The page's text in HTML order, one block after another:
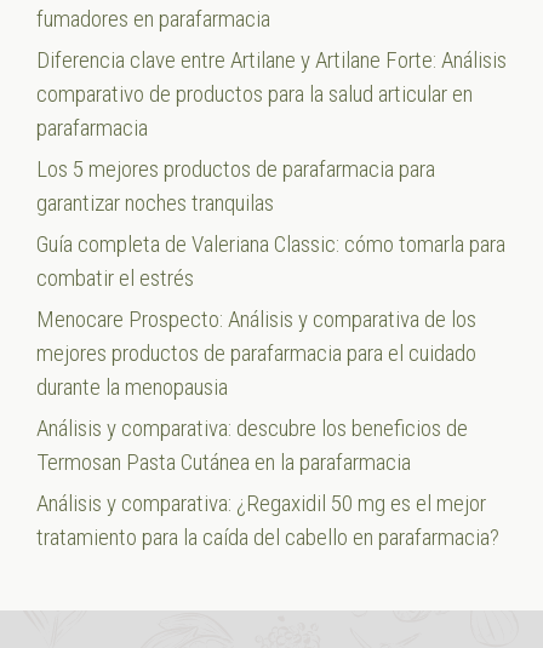
fumadores en parafarmacia
Diferencia clave entre Artilane y Artilane Forte: Análisis
comparativo de productos para la salud articular en
parafarmacia
Los 5 mejores productos de parafarmacia para
garantizar noches tranquilas
Guía completa de Valeriana Classic: cómo tomarla para
combatir el estrés
Menocare Prospecto: Análisis y comparativa de los
mejores productos de parafarmacia para el cuidado
durante la menopausia
Análisis y comparativa: descubre los beneficios de
Termosan Pasta Cutánea en la parafarmacia
Análisis y comparativa: ¿Regaxidil 50 mg es el mejor
tratamiento para la caída del cabello en parafarmacia?